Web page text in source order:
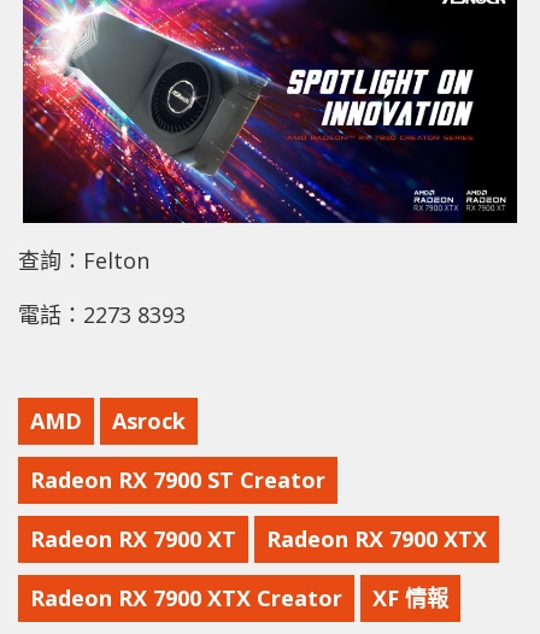
查詢：Felton
電話：2273 8393
AMD Asrock
Radeon RX 7900 ST Creator
Radeon RX 7900 XT Radeon RX 7900 XTX
Radeon RX 7900 XTX Creator XF 情報